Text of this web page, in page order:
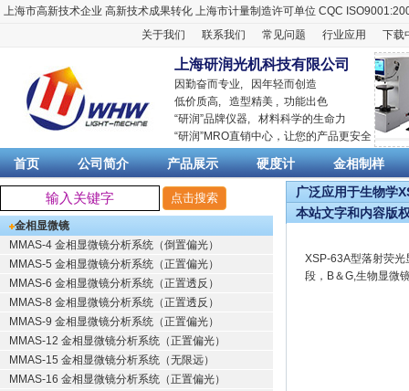
上海市高新技术企业 高新技术成果转化 上海市计量制造许可单位 CQC
关于我们
联系我们 常见问题 行业应用 下载
上海研润光机科技有限公司
因勤奋而专业, 因年轻而创造
低价质高, 造型精美 , 功能出色
“研润”品牌仪器, 材料科学的生命力
“研润”MRO直销中心，让您的产品更安全
首页 公司简介 产品展示 硬度计 金相制样
金相显微镜
MMAS-4 金相显微镜分析系统（倒置偏光）
MMAS-5 金相显微镜分析系统（正置偏光）
MMAS-6 金相显微镜分析系统（正置透反）
MMAS-8 金相显微镜分析系统（正置透反）
MMAS-9 金相显微镜分析系统（正置偏光）
MMAS-12 金相显微镜分析系统（正置偏光）
MMAS-15 金相显微镜分析系统（无限远）
MMAS-16 金相显微镜分析系统（正置偏光）
广泛应用于生物学
本站文字和内容版
XSP-63A型落射荧
段，B＆G,生物显微